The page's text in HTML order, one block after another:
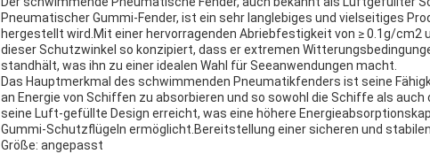
Pneumatischer Gummi-Fender, ist ein sehr langlebiges und vielseitiges
hergestellt wird.Mit einer hervorragenden Abriebfestigkeit von ≥ 0.1g/cm2
dieser Schutzwinkel so konzipiert, dass er extremen
standhält, was ihn zu einer idealen Wahl für Seeanwendungen macht.
Das Hauptmerkmal des schwimmenden Pneumatikfenders ist seine
an Energie von Schiffen zu absorbieren und so sowohl die Schiffe als
seine Luft-gefüllte Design erreicht, was eine höhere
Gummi-Schutzflügeln ermöglicht.Bereitstellung einer sicheren und
Größe: angepasst